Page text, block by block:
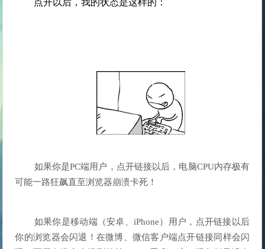
点开以后，我的状态是这样的：
你的浏览器会闪退！在微博、微信客户端点开链接同样会闪